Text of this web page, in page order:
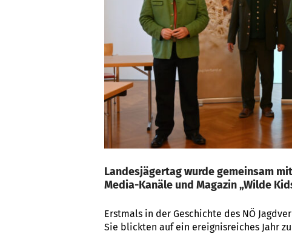
Landesjägertag wurde gemeinsam
Media-Kanäle und Magazin „Wilde
Erstmals in der Geschichte des NÖ
Sie blickten auf ein ereignisreiches Jahr